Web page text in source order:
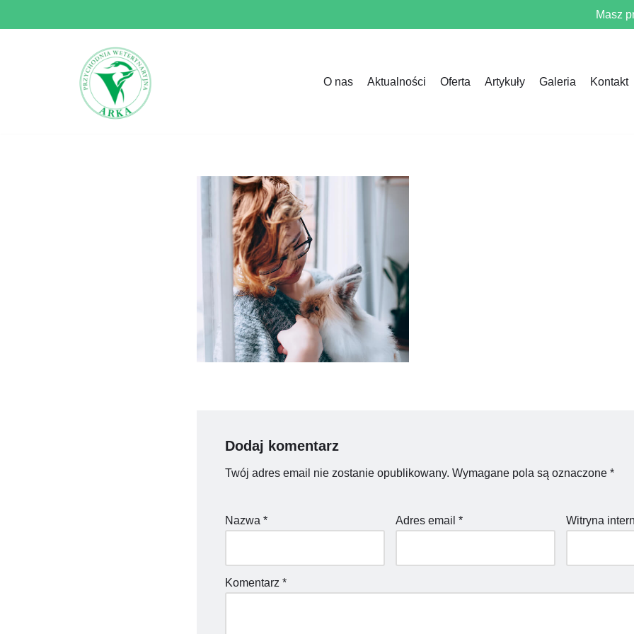
Masz
O nas Aktualności Oferta Artykuły Galeria Kontakt
Dodaj komentarz
Twój adres email nie zostanie opublikowany. Wymagane pola są oznaczone *
Nazwa * Adres email * Witryna
Komentarz *